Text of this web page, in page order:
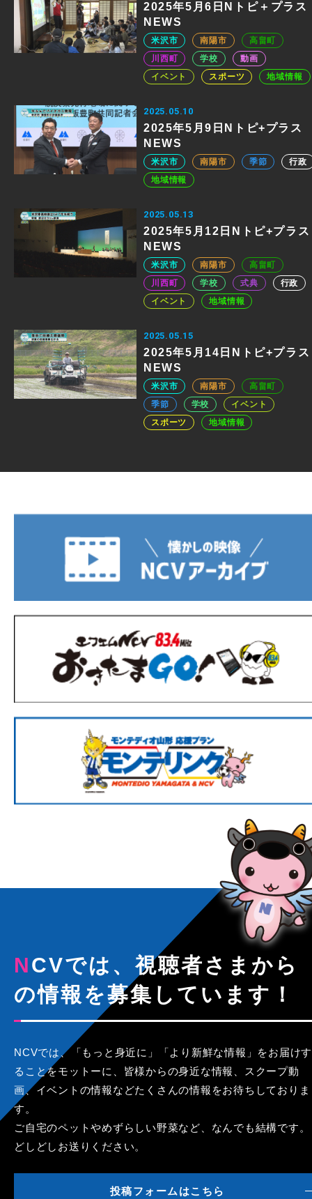
2025年5月6日Nトピ＋プラス
NEWS
米沢市 南陽市
高畠町
川西町
学校
動画
イベント
スポーツ 地域情報
2025.05.10
2025年5月9日Nトピ+プラス
NEWS
米沢市 南陽市 季節
行政
地域情報
2025.05.13
2025年5月12日Nトピ+プラス
NEWS
米沢市 南陽市
高畠町
川西町
学校 式典
行政
イベント
地域情報
2025.05.15
2025年5月14日Nトピ+プラス
NEWS
米沢市 南陽市
高畠町
季節
学校
イベント
スポーツ
地域情報
NCVでは、視聴者さまから
の情報を募集しています！
NCVでは、「もっと身近に」「より新鮮な情報」をお届けす
ることをモットーに、皆様からの身近な情報、スクープ動
画、イベントの情報などたくさんの情報をお待ちしておりま
す。
ご自宅のペットやめずらしい野菜など、なんでも結構です。
どしどしお送りください。
投稿フォームはこちら